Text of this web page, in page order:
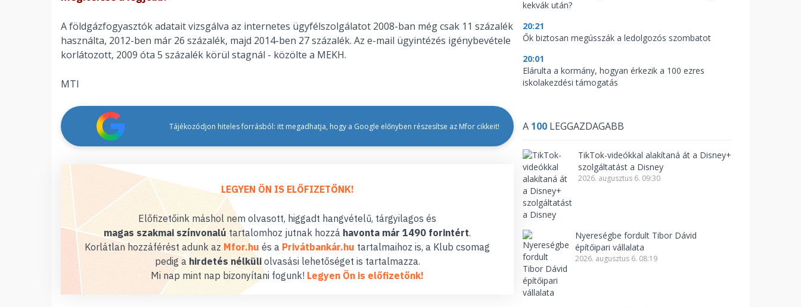
A földgázfogyasztók adatait vizsgálva az internetes ügyfélszolgálatot 2008-ban még csak 11 százalék
használta, 2012-ben már 26 százalék, majd 2014-ben 27 százalék. Az e-mail ügyintézés igénybevétele
korlátozott, 2009 óta 5 százalék körül stagnál - közölte a MEKH.
MTI
Tájékozódjon hiteles forrásból: itt megadhatja, hogy a Google előnyben részesítse az Mfor cikkeit!
LEGYEN ÖN IS ELŐFIZETŐNK!
Előfizetőink máshol nem olvasott, higgadt hangvételű, tárgyilagos és
magas szakmai színvonalú tartalomhoz jutnak hozzá havonta már 1490 forintért.
Korlátlan hozzáférést adunk az Mfor.hu és a Privátbankár.hu tartalmaihoz is, a Klub csomag
pedig ahirdetés nélküliolvasási lehetőséget is tartalmazza.
Mi nap mint nap bizonyítani fogunk! Legyen Ön is előfizetőnk!
kekvák után?
20:21
Ők biztosan megússzák a ledolgozós szombatot
20:01
Elárulta a kormány, hogyan érkezik a 100 ezres
iskolakezdési támogatás
A 100 LEGGAZDAGABB
TikTok-videókkal alakítaná át a Disney+
szolgáltatást a Disney
2026. augusztus 6. 09:30
Nyereségbe fordult Tibor Dávid
építőipari vállalata
2026. augusztus 6. 08:19